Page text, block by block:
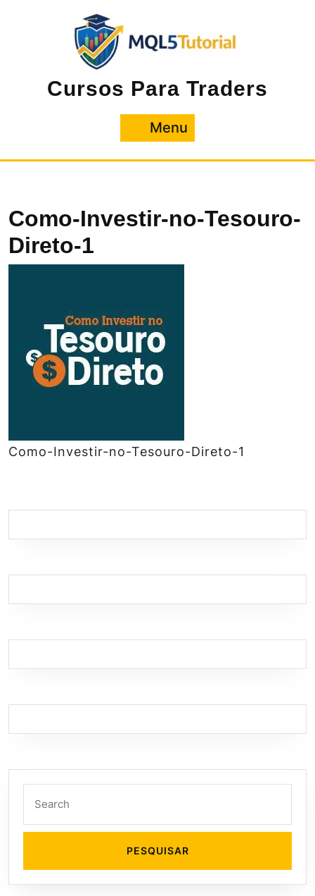
Cursos Para Traders
Menu
Como-Investir-no-Tesouro-
Direto-1
Como-Investir-no-Tesouro-Direto-1